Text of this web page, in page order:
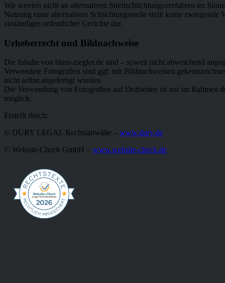
Wir werden nicht an alternativen Streitschlichtungsverfahren im
Nutzung einer alternativen Schlichtungsstelle stellt keine zwingende
zuständiger ordentlicher Gerichte dar.
Urheberrecht und Bildnachweise
Die Inhalte von blass-ziegler.de sind – soweit nicht abweichend
Verwendete Fotografien sind ggf. mit Bildnachweisen
nicht selbst angefertigt wurden.
Die Verwendung von Fotografien auf Drittseiten ist nur im Rahmen
möglich.
Erstellt durch:
© DURY LEGAL Rechtsanwälte – www.dury.de
© Website-Check GmbH – www.website-check.de